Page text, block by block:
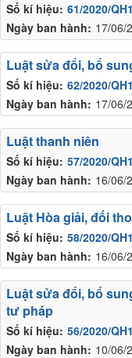
Số kí hiệu: 61/2020/
Ngày ban hành: 17/06/
Số kí hiệu: 62/2020/
Ngày ban hành: 17/06/
Luật sửa đổi, bổ
Số kí hiệu: 57/2020/
Ngày ban hành: 16/06/
Luật thanh niên
Số kí hiệu: 58/2020/
Ngày ban hành: 16/06/
Luật Hòa giải, đối
Số kí hiệu: 56/2020/
Ngày ban hành: 10/06/
Luật sửa đổi, bổ
tư pháp